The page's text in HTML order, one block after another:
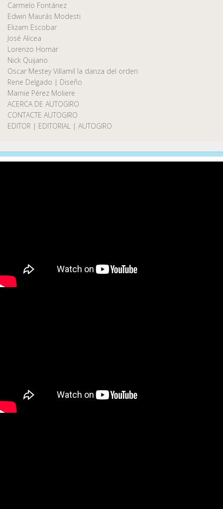
Carmelo Fontánez
Edwin Maurás Modesti
Elizam Escobar
José Alicea
Lorenzo Homar
Nick Quijano
Oscar Mestey Villamil la danza del orden
Rene Delgado | Diseño
Marnie Pérez Moliere
ACERCA DE AUTOGIRO
CONTACTE AUTOGIRO
EDITOR | EDITORIAL | AUTOGIRO